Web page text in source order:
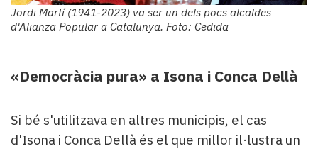
Jordi Martí (1941-2023) va ser un dels pocs alcaldes
d'Alianza Popular a Catalunya. Foto: Cedida
«Democràcia pura» a Isona i Conca Dellà
Si bé s'utilitzava en altres municipis, el cas
d'Isona i Conca Dellà és el que millor il·lustra un